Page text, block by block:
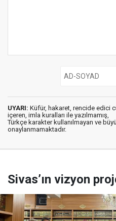
UYARI: Küfür, hakaret, rencide edici
içeren, imla kuralları ile yazılmamış,
Türkçe karakter kullanılmayan ve
onaylanmamaktadır.
Sivas’ın vizyon